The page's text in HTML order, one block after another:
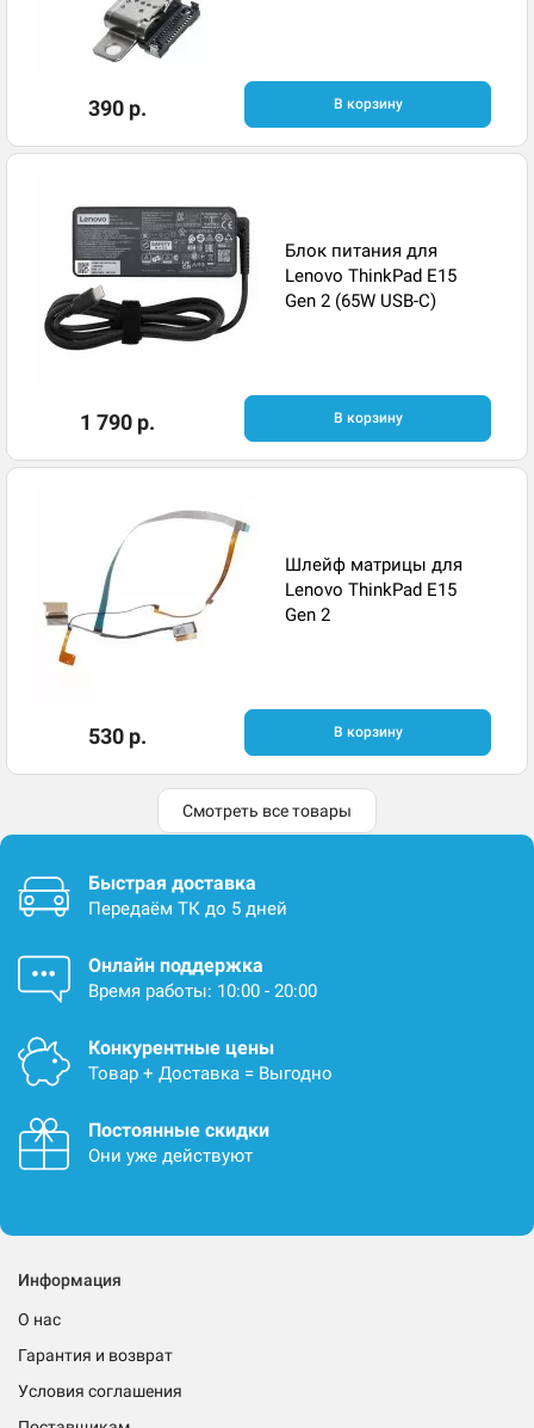
390 р. В корзину
Блок питания для
Lenovo ThinkPad E15
Gen 2 (65W USB-C)
1 790 р. В корзину
Шлейф матрицы для
Lenovo ThinkPad E15
Gen 2
530 р. В корзину
Смотреть все товары
Быстрая доставка
Передаём ТК до 5 дней
Онлайн поддержка
Время работы: 10:00 - 20:00
Конкурентные цены
Товар + Доставка = Выгодно
Постоянные скидки
Они уже действуют
Информация
О нас
Гарантия и возврат
Условия соглашения